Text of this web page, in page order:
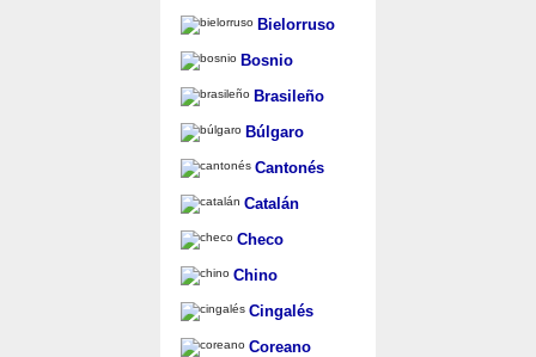
Bielorruso
Bosnio
Brasileño
Búlgaro
Cantonés
Catalán
Checo
Chino
Cingalés
Coreano